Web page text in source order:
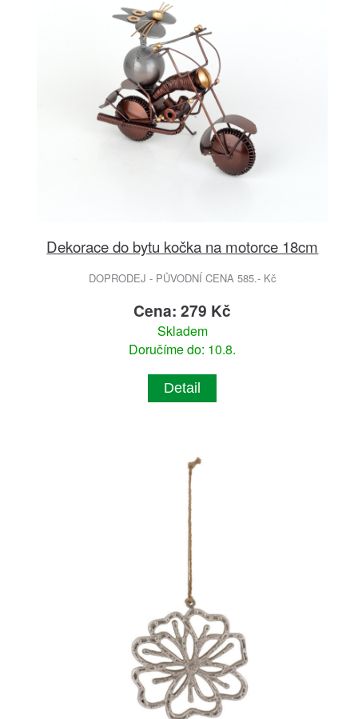
Dekorace do bytu kočka na motorce 18cm
DOPRODEJ - PŮVODNÍ CENA 585.- Kč
Cena: 279 Kč
Skladem
Doručíme do: 10.8.
Detail